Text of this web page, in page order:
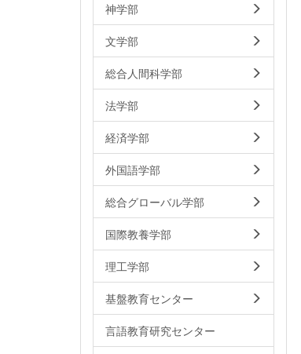
神学部
文学部
総合人間科学部
法学部
経済学部
外国語学部
総合グローバル学部
国際教養学部
理工学部
基盤教育センター
言語教育研究センター